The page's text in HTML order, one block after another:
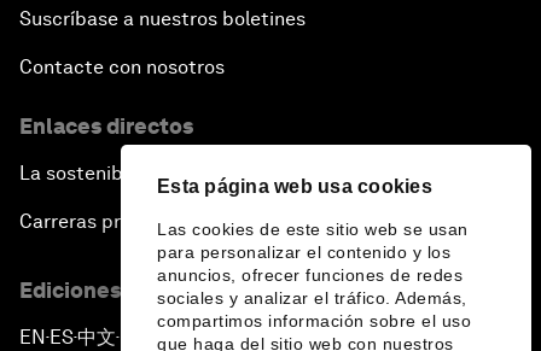
Esta página web usa cookies
Las cookies de este sitio web se usan
para personalizar el contenido y los
anuncios, ofrecer funciones de redes
sociales y analizar el tráfico. Además,
compartimos información sobre el uso
que haga del sitio web con nuestros
Suscríbase a nuestros boletines
Contacte con nosotros
Enlaces directos
La sostenibilidad en el Foro
Carreras profesionales
Ediciones en otros idiomas
EN ▪ES▪中文▪ 日本語